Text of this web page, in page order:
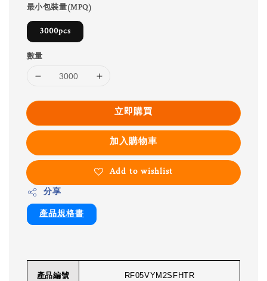
最小包裝量(MPQ)
3000pcs
數量
立即購買
加入購物車
Add to wishlist
分享
產品規格書
產品編號 RF05VYM2SFHTR